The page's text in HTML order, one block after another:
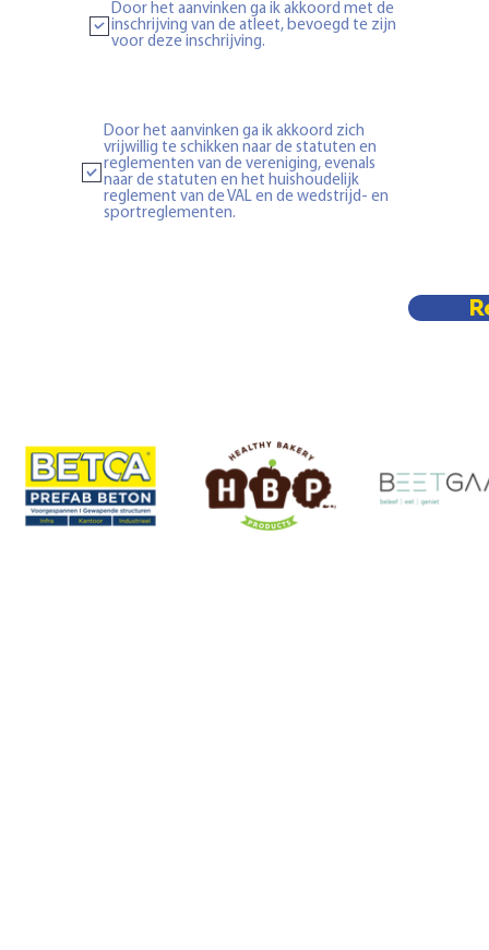
Door het aanvinken ga ik akkoord met de
inschrijving van de atleet, bevoegd te zijn
voor deze inschrijving.
Door het aanvinken ga ik akkoord zich
vrijwillig te schikken naar de statuten en
reglementen van de vereniging, evenals
naar de statuten en het huishoudelijk
reglement van de VAL en de wedstrijd- en
sportreglementen.